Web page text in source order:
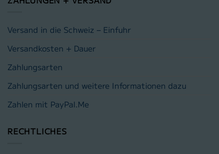
Versand in die Schweiz – Einfuhr
Versandkosten + Dauer
Zahlungsarten
Zahlungsarten und weitere Informationen dazu
Zahlen mit PayPal.Me
RECHTLICHES